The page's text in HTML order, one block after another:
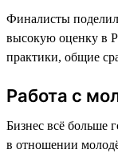
Финалисты
высокую оценку в
практики, общие
Работа с
Бизнес всё больше
в отношении